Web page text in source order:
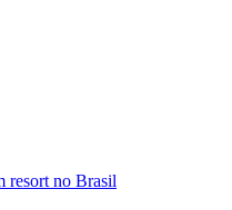
resort no Brasil